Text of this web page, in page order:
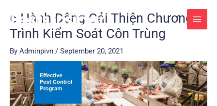
content
6 Hành Động Cải Thiện Chương
Trình Kiểm Soát Côn Trùng
By Adminpivn / September 20, 2021
navigation